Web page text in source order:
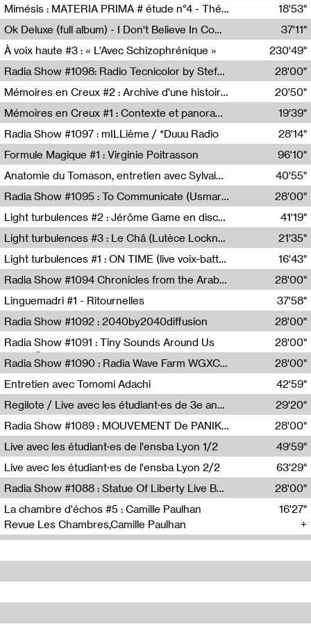
TEAFM
Mimésis : MATERIA PRIMA # étude n°4 - Théâtre de l’Aquarium
Francesco Russo,Scuola della Crisi
18'53"
Ok Deluxe (full album) - I Don't Believe In Computing
37'11"
À voix haute #3 : « L’Avec Schizophrénique »
230'49"
Radia Show #1098: Radio Tecnicolor by Stefan Nussbaumer & Georg Zichy (Radio Orange 94.0)
Radio Orange 94.0
28'00"
Mémoires en Creux #2 : Archive d'une histoire artistique
Sophie Auger-Grappin
20'50"
Mémoires en Creux #1 : Contexte et panorama
Sophie Auger-Grappin
19'39"
Radia Show #1097 : mILLième / *Duuu Radio
28'14"
Formule Magique #1 : Virginie Poitrasson
Nathalie Lacroix,Virginie Poitrasson
96'10"
Anatomie du Tomason, entretien avec Sylvain Cardonnel
Loraine Baud,Sylvain Cardonnel
40'55"
Radia Show #1095 : To Communicate (Usmaradio)
Usmaradio
28'00"
Light turbulences #2 : Jérôme Game en discussion avec Thomas Corlin
41'19"
Light turbulences #3 : Le Châ (Lutèce Lockness)
Lutèce Lockness
21'35"
Light turbulences #1 : ON TIME (live voix-batterie) avec Jérôme Game & Jean-Michel Espitallier
Jérôme Game,Jean-Michel Espitallier
16'43"
Radia Show #1094 Chronicles from the Arab Cold War by Ghazi Barakat
Reboot.fm
28'00"
Linguemadri #1 - Ritournelles
Meris Angioletti
37'58"
Radia Show #1092 : 2040by2040diffusion
Diffusion FM
28'00"
Radia Show #1091 : Tiny Sounds Around Us
Radio Študent
28'00"
Radia Show #1090 : Radia Wave Farm WGXC Corey De Juan Sherrard Jr Startalk
Wave Farm
28'00"
Entretien avec Tomomi Adachi
Tomomi Adachi,Loraine Baud
42'59"
Regilote / Live avec les étudiant·es de 3e année de l'EMA
Nima Henryon,Athéna Noël,Amir Genillon,Ibourayane Ahmadi,Manelle Cherrih,Honorine Gibello,John Weeber,Manon Joseph
29'20"
Radia Show #1089 : MOUVEMENT De PANIK (Radio Panik)
Radio Panik
28'00"
Live avec les étudiant·es de l'ensba Lyon 1/2
49'59"
Live avec les étudiant·es de l'ensba Lyon 2/2
63'29"
Radia Show #1088 : Statue Of Liberty Live By Ed Baxter (Resonance)
Resonance
28'00"
La chambre d'échos #5 : Camille Paulhan
Revue Les Chambres,Camille Paulhan
16'27"